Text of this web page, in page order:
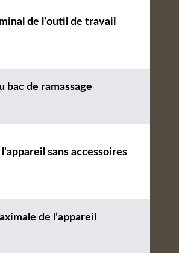
de l'outil de travail
bac de ramassage
sans accessoires
de l’appareil